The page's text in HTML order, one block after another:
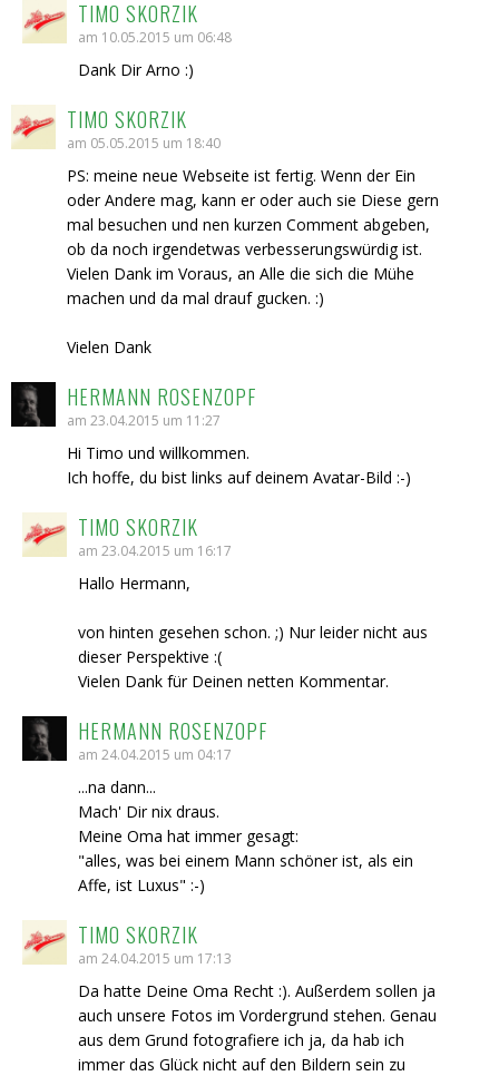
TIMO SKORZIK
am 10.05.2015 um 06:48
Dank Dir Arno :)
TIMO SKORZIK
am 05.05.2015 um 18:40
PS: meine neue Webseite ist fertig. Wenn der Ein
oder Andere mag, kann er oder auch sie Diese gern
mal besuchen und nen kurzen Comment abgeben,
ob da noch irgendetwas verbesserungswürdig ist.
Vielen Dank im Voraus, an Alle die sich die Mühe
machen und da mal drauf gucken. :)
Vielen Dank
HERMANN ROSENZOPF
am 23.04.2015 um 11:27
Hi Timo und willkommen.
Ich hoffe, du bist links auf deinem Avatar-Bild :-)
TIMO SKORZIK
am 23.04.2015 um 16:17
Hallo Hermann,
von hinten gesehen schon. ;) Nur leider nicht aus
dieser Perspektive :(
Vielen Dank für Deinen netten Kommentar.
HERMANN ROSENZOPF
am 24.04.2015 um 04:17
...na dann...
Mach' Dir nix draus.
Meine Oma hat immer gesagt:
"alles, was bei einem Mann schöner ist, als ein
Affe, ist Luxus" :-)
TIMO SKORZIK
am 24.04.2015 um 17:13
Da hatte Deine Oma Recht :). Außerdem sollen ja
auch unsere Fotos im Vordergrund stehen. Genau
aus dem Grund fotografiere ich ja, da hab ich
immer das Glück nicht auf den Bildern sein zu